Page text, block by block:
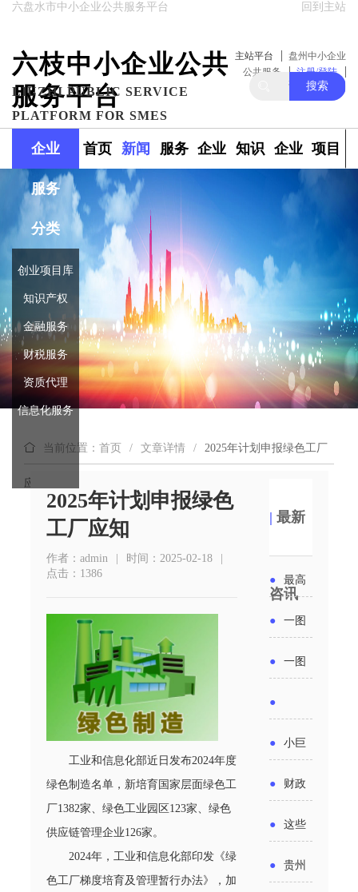
回到主站
六盘水市中小企业公共服务平台
六枝中小企业公共
服务平台
LIUZHI PUBLIC SERVICE
PLATFORM FOR SMES
主站平台
盘州中小企业
公共服务
注册/登陆
关注我们
搜索
企业
服务
分类
创业项目库
知识产权
金融服务
财税服务
资质代理
信息化服务
首页 新闻
政策
服务 企业 知识 企业
库
项目
当前位置：首页 / 文章详情 / 2025年计划申报绿色工厂
应知
2025年计划申报绿色
工厂应知
作者：admin | 时间：2025-02-18
|
点击：1386
工业和信息化部近日发布2024年度
绿色制造名单，新培育国家层面绿色工
厂1382家、绿色工业园区123家、绿色
供应链管理企业126家。
2024年，工业和信息化部印发《绿
色工厂梯度培育及管理暂行办法》，加
|最新
咨讯
● 最高
元！贵
州开展
2026年
轮汽车
销活动
● 一图
省科技
成果转
化中试
报工作
● 一图
出台酒
类新规
酒企出
点关注
●
小企业
发展环
境评估
● 小巨
了？工
信部准
● 财政
继续实
● 这些
● 贵州